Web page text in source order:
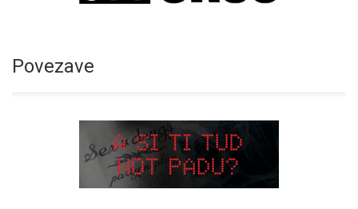
Povezave